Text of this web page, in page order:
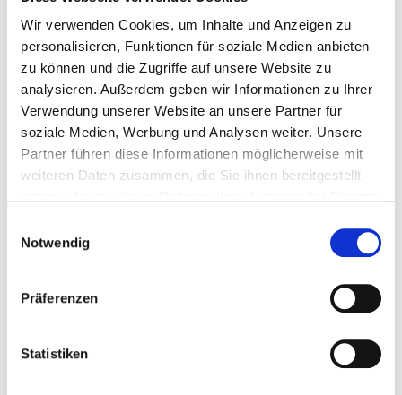
Wir verwenden Cookies, um Inhalte und Anzeigen zu
personalisieren, Funktionen für soziale Medien anbieten
zu können und die Zugriffe auf unsere Website zu
analysieren. Außerdem geben wir Informationen zu Ihrer
Verwendung unserer Website an unsere Partner für
soziale Medien, Werbung und Analysen weiter. Unsere
Partner führen diese Informationen möglicherweise mit
weiteren Daten zusammen, die Sie ihnen bereitgestellt
Notwendig
Präferenzen
Statistiken
– Vorder- und Rücksitze mit Massage
– Vorder- und Rücksitze beheizbar
– Vorder- und Rücksitze mit Belüftung
– Anzahl Lautsprecher (inkl. 2 Lautsprecher in
Fahrerkopfstütze): 20
– Ambientebeleuchtung mit 256 Farben
– 2-Zonen-Klimautomatik & Wärmepumpe
– XfreeBreath® intelligentes
Luftreinigungssystem mit Pollen- und PM2.5-
– Induktives Laden von Mobiltelefonen, belüftet
– USB Type A (1x 2,5W) + USB Type C (2x
– Umklappbare Rücksitze (60/40)